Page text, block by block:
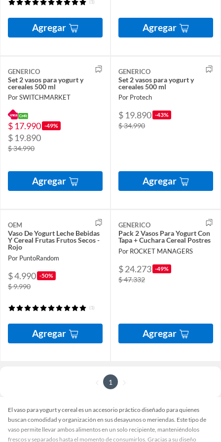
(1)
Agregar Agregar
GENERICO
Set 2 vasos para yogurt y
cereales 500 ml
Por SWITCHMARKET
$ 17.990 -49%
$ 19.890
$ 34.990
Agregar
GENERICO
Set 2 vasos para yogurt y
cereales 500 ml
Por Protech
$ 19.890 -43%
$ 34.990
Agregar
OEM
Vaso De Yogurt Leche Bebidas
Y Cereal Frutas Frutos Secos -
Rojo
Por PuntoRandom
$ 4.990 -50%
$ 9.990
(1)
Agregar
GENERICO
Pack 2 Vasos Para Yogurt Con
Tapa + Cuchara Cereal Postres
Por ROCKET MANAGERS
$ 24.273 -49%
$ 47.332
Agregar
1
El vaso para yogurt y cereal es un accesorio práctico diseñado para quienes
buscan comodidad y organización en sus desayunos o meriendas. Este tipo de
vaso permite llevar ambos alimentos en un solo recipiente, manteniéndolos
frescos y separados hasta el momento de consumirlos. Gracias a su diseño